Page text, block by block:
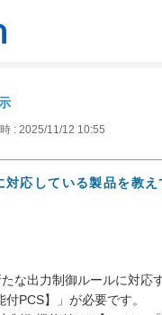
: 2025/11/12 10:55
対応している製品を教え
な出力制御ルールに対応
PCS】」が必要です。